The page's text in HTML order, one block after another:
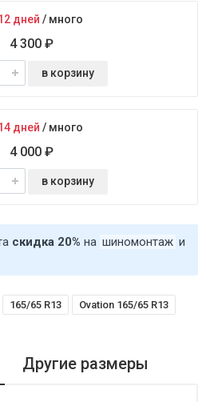
дней / много
4 300 ₽
в корзину
дней / много
4 000 ₽
в корзину
скидка 20% на шиномонтаж и
165/65 R13 Ovation 165/65 R13
Другие размеры